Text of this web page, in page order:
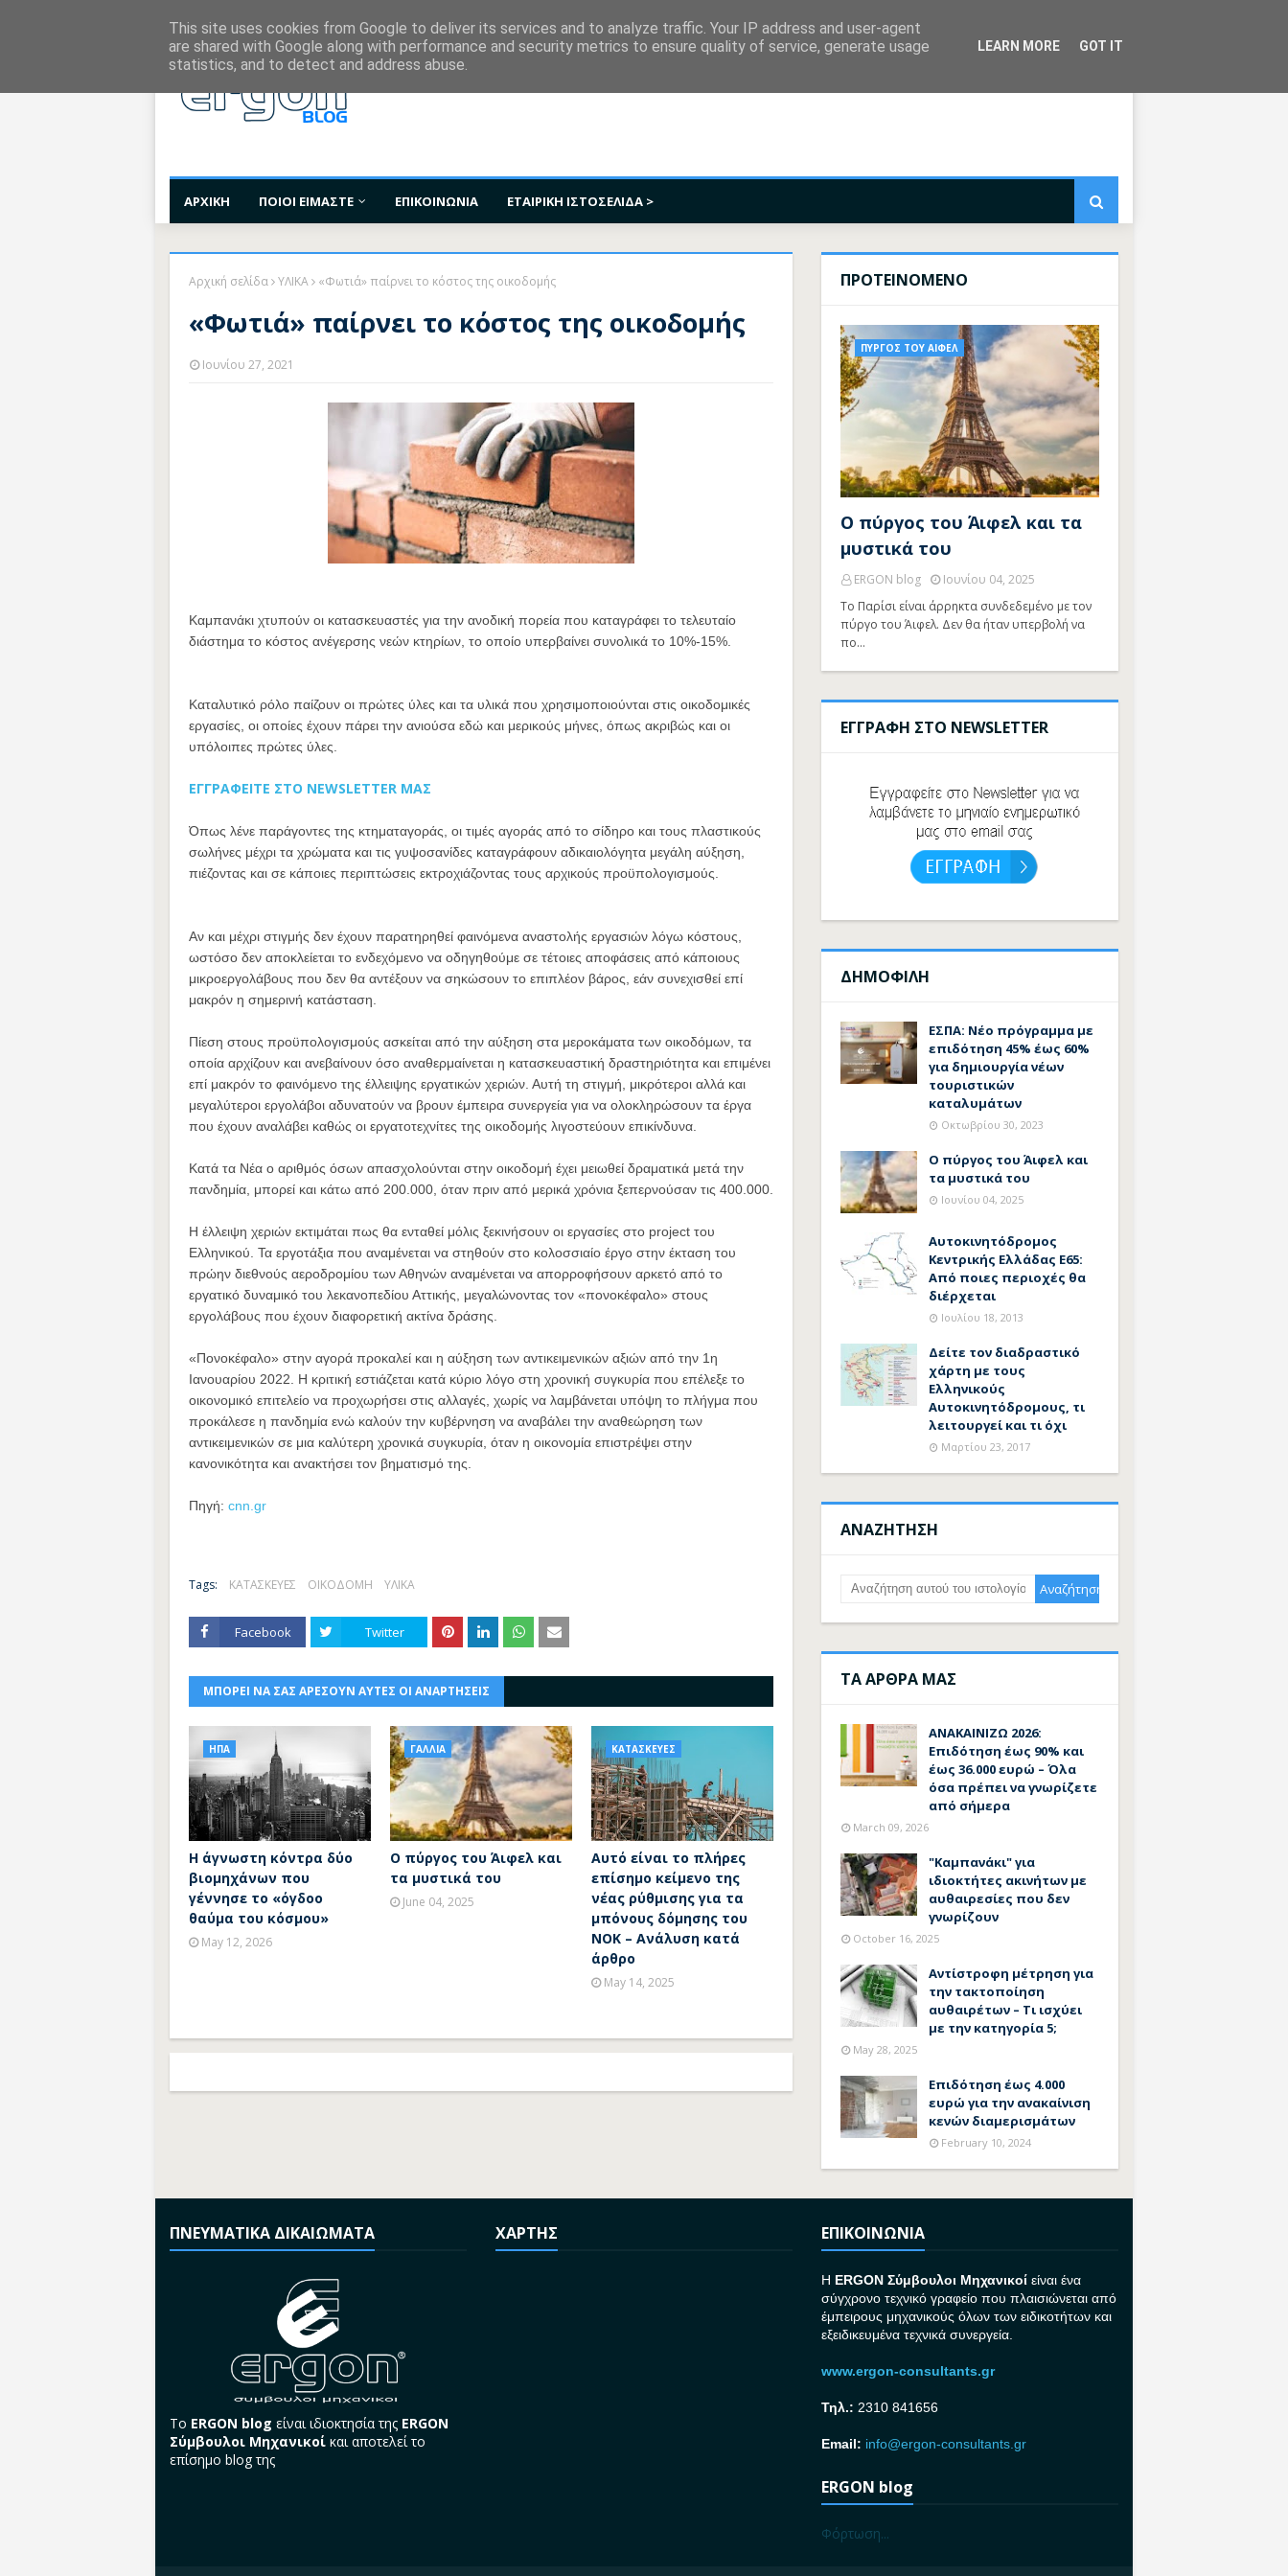
ΑΡΧΙΚΗ ΠΟΙΟΙ ΕΙΜΑΣΤΕ ΕΠΙΚΟΙΝΩΝΙΑ ΕΤΑΙΡΙΚΗ ΙΣΤΟΣΕΛΙΔΑ >
Αρχική σελίδα ΥΛΙΚΑ «Φωτιά» παίρνει το κόστος της οικοδομής
«Φωτιά» παίρνει το κόστος της οικοδομής
Ιουνίου 27, 2021
Καμπανάκι χτυπούν οι κατασκευαστές για την ανοδική πορεία που καταγράφει το τελευταίο
διάστημα το κόστος ανέγερσης νεών κτηρίων, το οποίο υπερβαίνει συνολικά το 10%-15%.
Καταλυτικό ρόλο παίζουν οι πρώτες ύλες και τα υλικά που χρησιμοποιούνται στις οικοδομικές
εργασίες, οι οποίες έχουν πάρει την ανιούσα εδώ και μερικούς μήνες, όπως ακριβώς και οι
υπόλοιπες πρώτες ύλες.
ΕΓΓΡΑΦΕΙΤΕ ΣΤΟ NEWSLETTER ΜΑΣ
Όπως λένε παράγοντες της κτηματαγοράς, οι τιμές αγοράς από το σίδηρο και τους πλαστικούς
σωλήνες μέχρι τα χρώματα και τις γυψοσανίδες καταγράφουν αδικαιολόγητα μεγάλη αύξηση,
πιέζοντας και σε κάποιες περιπτώσεις εκτροχιάζοντας τους αρχικούς προϋπολογισμούς.
Αν και μέχρι στιγμής δεν έχουν παρατηρηθεί φαινόμενα αναστολής εργασιών λόγω κόστους,
ωστόσο δεν αποκλείεται το ενδεχόμενο να οδηγηθούμε σε τέτοιες αποφάσεις από κάποιους
μικροεργολάβους που δεν θα αντέξουν να σηκώσουν το επιπλέον βάρος, εάν συνεχισθεί επί
μακρόν η σημερινή κατάσταση.
Πίεση στους προϋπολογισμούς ασκείται από την αύξηση στα μεροκάματα των οικοδόμων, τα
οποία αρχίζουν και ανεβαίνουν όσο αναθερμαίνεται η κατασκευαστική δραστηριότητα και επιμένει
επί μακρόν το φαινόμενο της έλλειψης εργατικών χεριών. Αυτή τη στιγμή, μικρότεροι αλλά και
μεγαλύτεροι εργολάβοι αδυνατούν να βρουν έμπειρα συνεργεία για να ολοκληρώσουν τα έργα
που έχουν αναλάβει καθώς οι εργατοτεχνίτες της οικοδομής λιγοστεύουν επικίνδυνα.
Κατά τα Νέα ο αριθμός όσων απασχολούνται στην οικοδομή έχει μειωθεί δραματικά μετά την
πανδημία, μπορεί και κάτω από 200.000, όταν πριν από μερικά χρόνια ξεπερνούσαν τις 400.000.
Η έλλειψη χεριών εκτιμάται πως θα ενταθεί μόλις ξεκινήσουν οι εργασίες στο project του
Ελληνικού. Τα εργοτάξια που αναμένεται να στηθούν στο κολοσσιαίο έργο στην έκταση του
πρώην διεθνούς αεροδρομίου των Αθηνών αναμένεται να απορροφήσουν αρκετό από το
εργατικό δυναμικό του λεκανοπεδίου Αττικής, μεγαλώνοντας τον «πονοκέφαλο» στους
εργολάβους που έχουν διαφορετική ακτίνα δράσης.
«Πονοκέφαλο» στην αγορά προκαλεί και η αύξηση των αντικειμενικών αξιών από την 1η
Ιανουαρίου 2022. Η κριτική εστιάζεται κατά κύριο λόγο στη χρονική συγκυρία που επέλεξε το
οικονομικό επιτελείο να προχωρήσει στις αλλαγές, χωρίς να λαμβάνεται υπόψη το πλήγμα που
προκάλεσε η πανδημία ενώ καλούν την κυβέρνηση να αναβάλει την αναθεώρηση των
αντικειμενικών σε μια καλύτερη χρονικά συγκυρία, όταν η οικονομία επιστρέψει στην
κανονικότητα και ανακτήσει τον βηματισμό της.
Πηγή: cnn.gr
Tags: ΚΑΤΑΣΚΕΥΕΣ ΟΙΚΟΔΟΜΗ ΥΛΙΚΑ
Facebook Twitter
ΜΠΟΡΕΙ ΝΑ ΣΑΣ ΑΡΕΣΟΥΝ ΑΥΤΕΣ ΟΙ ΑΝΑΡΤΗΣΕΙΣ
ΗΠΑ
H άγνωστη κόντρα δύο
βιομηχάνων που
γέννησε το «όγδοο
θαύμα του κόσμου»
May 12, 2026
ΓΑΛΛΙΑ
Ο πύργος του Άιφελ και
τα μυστικά του
June 04, 2025
ΚΑΤΑΣΚΕΥΕΣ
Αυτό είναι το πλήρες
επίσημο κείμενο της
νέας ρύθμισης για τα
μπόνους δόμησης του
ΝΟΚ – Ανάλυση κατά
άρθρο
May 14, 2025
ΠΡΟΤΕΙΝΟΜΕΝΟ
ΠΥΡΓΟΣ ΤΟΥ ΑΙΦΕΛ
Ο πύργος του Άιφελ και τα
μυστικά του
ERGON blog
Ιουνίου 04, 2025
Το Παρίσι είναι άρρηκτα συνδεδεμένο με τον
πύργο του Άιφελ. Δεν θα ήταν υπερβολή να
πο…
ΕΓΓΡΑΦΗ ΣΤΟ NEWSLETTER
ΔΗΜΟΦΙΛΗ
ΕΣΠΑ: Νέο πρόγραμμα με
επιδότηση 45% έως 60%
για δημιουργία νέων
τουριστικών
καταλυμάτων
Οκτωβρίου 30, 2023
Ο πύργος του Άιφελ και
τα μυστικά του
Ιουνίου 04, 2025
Αυτοκινητόδρομος
Κεντρικής Ελλάδας Ε65:
Από ποιες περιοχές θα
διέρχεται
Ιουλίου 18, 2013
Δείτε τον διαδραστικό
χάρτη με τους
Ελληνικούς
Αυτοκινητόδρομους, τι
λειτουργεί και τι όχι
Μαρτίου 23, 2017
ΑΝΑΖΗΤΗΣΗ
ΤΑ ΑΡΘΡΑ ΜΑΣ
ΑΝΑΚΑΙΝΙΖΩ 2026:
Επιδότηση έως 90% και
έως 36.000 ευρώ – Όλα
όσα πρέπει να γνωρίζετε
από σήμερα
March 09, 2026
"Καμπανάκι" για
ιδιοκτήτες ακινήτων με
αυθαιρεσίες που δεν
γνωρίζουν
October 16, 2025
Αντίστροφη μέτρηση για
την τακτοποίηση
αυθαιρέτων – Τι ισχύει
με την κατηγορία 5;
May 28, 2025
Επιδότηση έως 4.000
ευρώ για την ανακαίνιση
κενών διαμερισμάτων
February 10, 2024
ΠΝΕΥΜΑΤΙΚΑ ΔΙΚΑΙΩΜΑΤΑ
Το ERGON blog είναι ιδιοκτησία της ERGON
Σύμβουλοι Μηχανικοί και αποτελεί το
επίσημο blog της
ΧΑΡΤΗΣ ΕΠΙΚΟΙΝΩΝΙΑ
H ERGON Σύμβουλοι Μηχανικοί είναι ένα
σύγχρονο τεχνικό γραφείο που πλαισιώνεται από
έμπειρους μηχανικούς όλων των ειδικοτήτων και
εξειδικευμένα τεχνικά συνεργεία.
www.ergon-consultants.gr
Τηλ.: 2310 841656
Email: info@ergon-consultants.gr
ERGON blog
Φόρτωση...
This site uses cookies from Google to deliver its services and to analyze traffic. Your IP address and user-agent
are shared with Google along with performance and security metrics to ensure quality of service, generate usage
statistics, and to detect and address abuse.
LEARN MORE GOT IT